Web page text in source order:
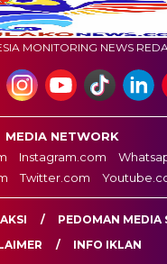
MONITORING NEWS
MEDIA NETWORK
Instagram.com
Twitter.com
PEDOMAN MEDIA
INFO IKLAN